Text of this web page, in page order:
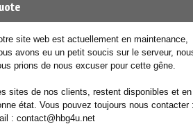
site web est actuellement en maintenance,
avons eu un petit soucis sur le serveur,
prions de nous excuser pour cette gêne.
sites de nos clients, restent disponibles et en
état. Vous pouvez toujours nous contacter
: contact@hbg4u.net